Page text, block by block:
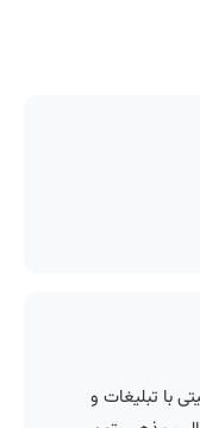
با تبلیغات و